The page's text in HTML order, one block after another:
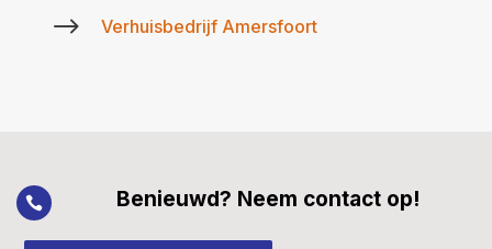
$ Verhuisbedrijf Amersfoort
 Benieuwd? Neem contact op!